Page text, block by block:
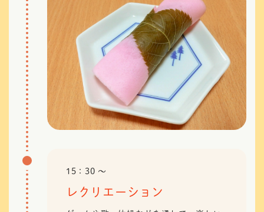
15：30 〜
レクリエーション